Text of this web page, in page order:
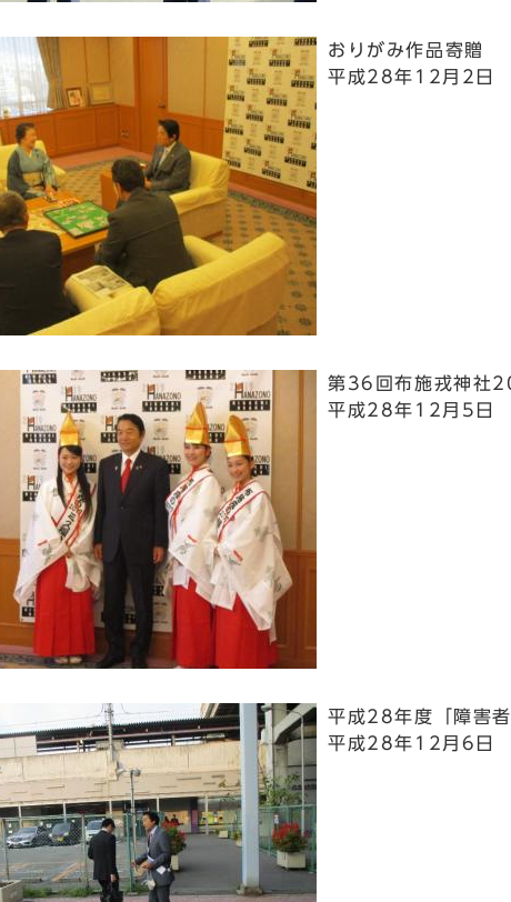
おりがみ作品寄贈
平成28年12月2日
第36回布施戎神社
平成28年12月5日
平成28年度「障害
平成28年12月6日